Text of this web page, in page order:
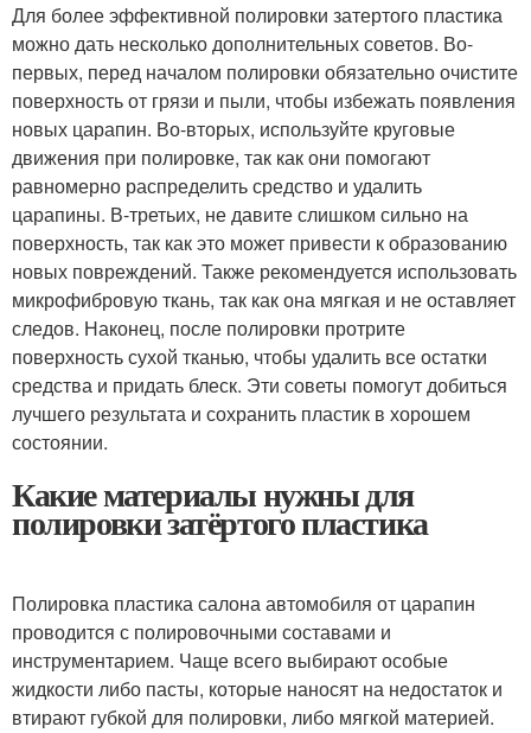
Для более эффективной полировки затертого пластика
можно дать несколько дополнительных советов. Во-
первых, перед началом полировки обязательно очистите
поверхность от грязи и пыли, чтобы избежать появления
новых царапин. Во-вторых, используйте круговые
движения при полировке, так как они помогают
равномерно распределить средство и удалить
царапины. В-третьих, не давите слишком сильно на
поверхность, так как это может привести к образованию
новых повреждений. Также рекомендуется использовать
микрофибровую ткань, так как она мягкая и не оставляет
следов. Наконец, после полировки протрите
поверхность сухой тканью, чтобы удалить все остатки
средства и придать блеск. Эти советы помогут добиться
лучшего результата и сохранить пластик в хорошем
состоянии.
Какие материалы нужны для
полировки затёртого пластика
Полировка пластика салона автомобиля от царапин
проводится с полировочными составами и
инструментарием. Чаще всего выбирают особые
жидкости либо пасты, которые наносят на недостаток и
втирают губкой для полировки, либо мягкой материей.